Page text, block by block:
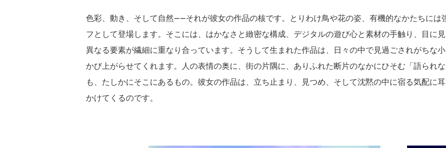
色彩、動き、そして自然——それが彼女の作品の核です。とりわけ鳥や花の姿、有機的なかたちには
フとして登場します。そこには、はかなさと緻密な構成、デジタルの遊び心と素材の手触り、目に
異なる要素が繊細に重なり合っています。そうして生まれた作品は、日々の中で見過ごされがちな
かび上がらせてくれます。人の表情の奥に、街の片隅に、ありふれた断片のなかにひそむ「語られ
も、たしかにそこにあるもの。彼女の作品は、立ち止まり、見つめ、そして沈黙の中に宿る気配に
かけてくるのです。